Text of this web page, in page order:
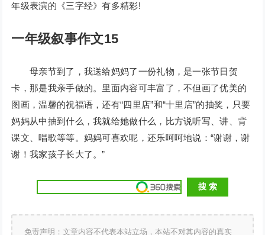
年级表演的《三字经》有多精彩!
一年级叙事作文15
母亲节到了，我送给妈妈了一份礼物，是一张节日贺
卡，那是我亲手做的。里面内容可丰富了，不但画了优美的
图画，温馨的祝福语，还有“四里店”和“十里店”的抽奖，只要
妈妈从中抽到什么，我就给她做什么，比方说听写、讲、背
课文、唱歌等等。妈妈可喜欢呢，还乐呵呵地说：“谢谢，谢
谢！我家孩子长大了。”
免责声明：文章内容不代表本站立场，本站不对其内容的真实